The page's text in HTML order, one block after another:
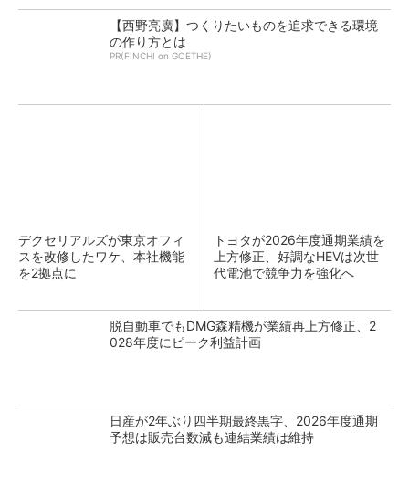
【西野亮廣】つくりたいものを追求できる環境
の作り方とは
PR(FINCHI on GOETHE)
デクセリアルズが東京オフィ
スを改修したワケ、本社機能
を2拠点に
トヨタが2026年度通期業績を
上方修正、好調なHEVは次世
代電池で競争力を強化へ
脱自動車でもDMG森精機が業績再上方修正、2
028年度にピーク利益計画
日産が2年ぶり四半期最終黒字、2026年度通期
予想は販売台数減も連結業績は維持